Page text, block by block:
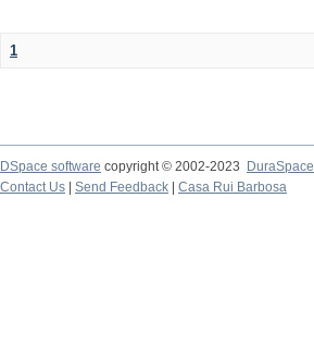
1
DSpace software copyright © 2002-2023
DuraSpace
Contact Us
Send Feedback Casa Rui Barbosa